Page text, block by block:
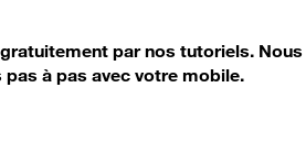
par nos tutoriels. Nous
à pas avec votre mobile.